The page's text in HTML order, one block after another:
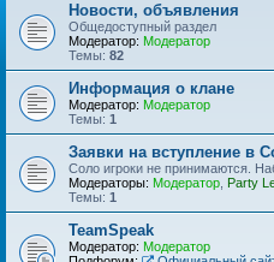
Новости, объявления
Общедоступный раздел
Модератор: Модератор
Темы: 82
Информация о клане
Модератор: Модератор
Темы: 1
Заявки на вступление в
Соло игроки не принимаются.
Модераторы: Модератор Party
Темы: 1
TeamSpeak
Модератор: Модератор